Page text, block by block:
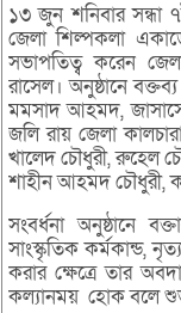
১৩ জুন শনিবার সন্ধা
জেলা শিল্পকলা
সভাপতিত্ব করেন
রাসেল। অনুষ্ঠানে
মমসাদ আহমদ,
জলি রায় জেলা
খালেদ চৌধুরী, রুহেল
শাহীন আহমদ চৌধুরী,
সংবর্ধনা অনুষ্ঠানে
সাংস্কৃতিক কর্মকান্ড,
করার ক্ষেত্রে তার
কল্যানময় হোক বলে